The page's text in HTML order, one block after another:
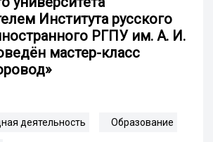
Института русского
РГПУ им. А. И.
мастер-класс
деятельность Образование